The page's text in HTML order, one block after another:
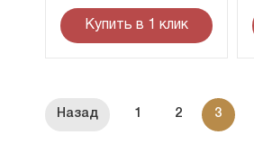
Купить в 1 клик
1 2 3